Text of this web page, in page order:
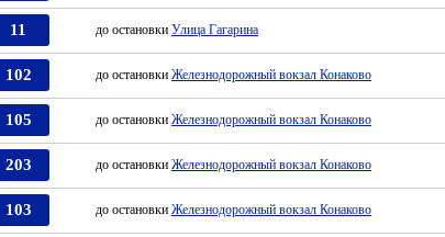
11 до остановки Улица Гагарина
102 до остановки Железнодорожный вокзал Конаково
105 до остановки Железнодорожный вокзал Конаково
203 до остановки Железнодорожный вокзал Конаково
103 до остановки Железнодорожный вокзал Конаково